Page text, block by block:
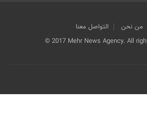
من نحن
التواصل معنا
© 2017 Mehr News Agency. All